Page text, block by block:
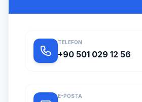
TELEFON
+90 501 029 12 56
E-POSTA